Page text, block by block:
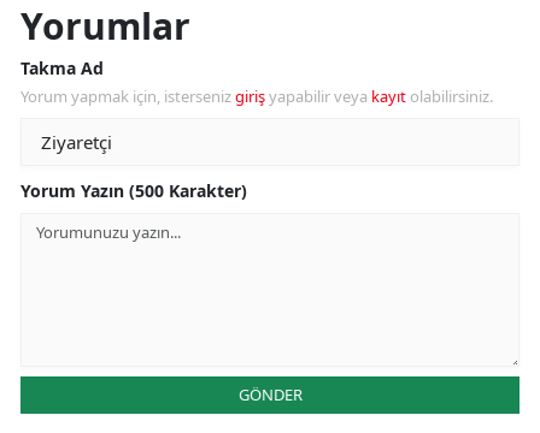
Yorumlar
Takma Ad
Yorum yapmak için, istersenizgirişyapabilir veya kayıt olabilirsiniz.
Yorum Yazın (500 Karakter)
GÖNDER